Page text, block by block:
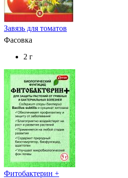
Завязь для томатов
Фасовка
2 г
Фитобактерин +